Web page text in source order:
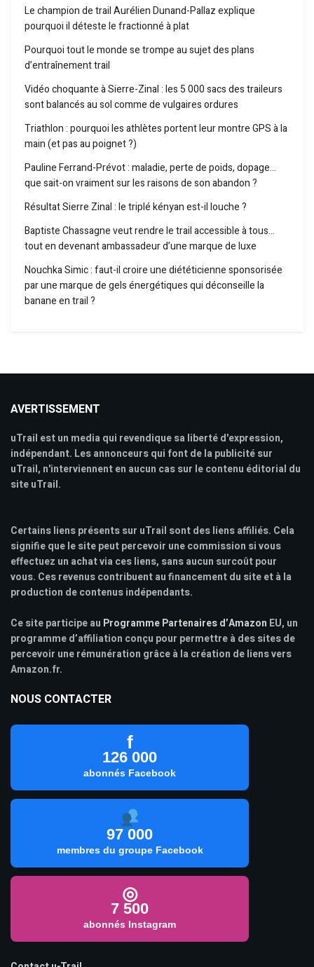
Le champion de trail Aurélien Dunand-Pallaz explique
pourquoi il déteste le fractionné à plat
Pourquoi tout le monde se trompe au sujet des plans
d’entraînement trail
Vidéo choquante à Sierre-Zinal : les 5 000 sacs des traileurs
sont balancés au sol comme de vulgaires ordures
Triathlon : pourquoi les athlètes portent leur montre GPS à la
main (et pas au poignet ?)
Pauline Ferrand-Prévot : maladie, perte de poids, dopage…
que sait-on vraiment sur les raisons de son abandon ?
Résultat Sierre Zinal : le triplé kényan est-il louche ?
Baptiste Chassagne veut rendre le trail accessible à tous…
tout en devenant ambassadeur d’une marque de luxe
Nouchka Simic : faut-il croire une diététicienne sponsorisée
par une marque de gels énergétiques qui déconseille la
banane en trail ?
AVERTISSEMENT
uTrail est un media qui revendique sa liberté d'expression,
indépendant. Les annonceurs qui font de la publicité sur
uTrail, n'interviennent en aucun cas sur le contenu éditorial du
site uTrail.
Certains liens présents sur uTrail sont des liens affiliés. Cela
signifie que le site peut percevoir une commission si vous
effectuez un achat via ces liens, sans aucun surcoût pour
vous. Ces revenus contribuent au financement du site et à la
production de contenus indépendants.
Ce site participe au Programme Partenaires d’Amazon EU, un
programme d’affiliation conçu pour permettre à des sites de
percevoir une rémunération grâce à la création de liens vers
Amazon.fr.
NOUS CONTACTER
f
126 000
abonnés Facebook
97 000
membres du groupe Facebook
◎
7 500
abonnés Instagram